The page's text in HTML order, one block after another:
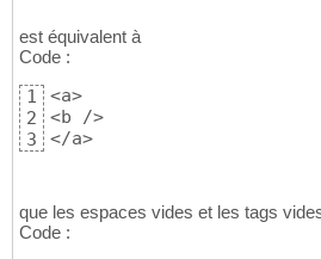
est équivalent à
Code :
1
2
3
<a>
<b />
</a>
que les espaces vides et les tags
Code :